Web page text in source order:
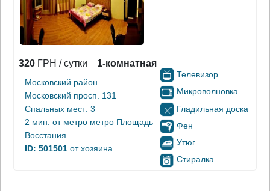
320 ГРН / сутки 1-комнатная
Московский район
Московский просп. 131
Спальных мест: 3
2 мин. от метро метро Площадь
Восстания
ID: 501501 от хозяина
Телевизор
Микроволновка
Гладильная доска
Фен
Утюг
Стиралка